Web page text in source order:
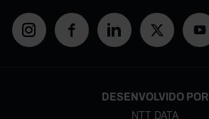
DESENVOLVIDO POR
NTT DATA